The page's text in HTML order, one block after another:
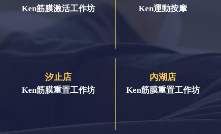
Ken筋膜激活工作坊 Ken運動按摩
汐止店
Ken筋膜重置工作坊
內湖店
Ken筋膜重置工作坊